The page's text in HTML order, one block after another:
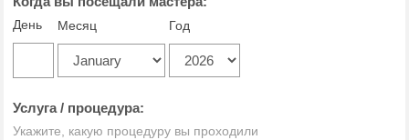
День Месяц Год
Услуга / процедура:
Укажите, какую процедуру вы проходили